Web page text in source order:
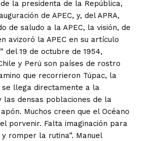
la presidenta de la República,
de APEC, y, del APRA,
de saludo a la APEC, la visión, de
avizoró la APEC en su artículo
del 19 de octubre de 1954,
y Perú son países de rostro
que recorrieron Túpac, la
se llega directamente a la
las densas poblaciones de la
Muchos creen que el Océano
porvenir. Falta imaginación para
romper la rutina”. Manuel